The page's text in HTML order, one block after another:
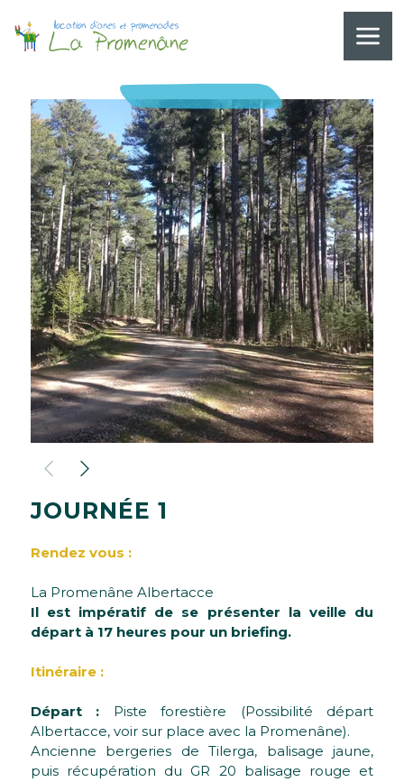
JOURNÉE 1
Rendez vous :
La Promenâne Albertacce
Il est impératif de se présenter la veille du
départ à 17 heures pour un briefing.
Itinéraire :
Départ : Piste forestière (Possibilité départ
Albertacce, voir sur place avec la Promenâne).
Ancienne bergeries de Tilerga, balisage jaune,
puis récupération du GR 20 balisage rouge et